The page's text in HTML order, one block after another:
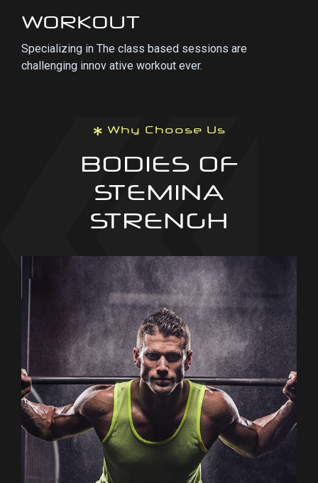
WORKOUT
Specializing in The class based sessions are
challenging innov ative workout ever.
Why Choose Us
BODIES OF
STEMINA
STRENGH